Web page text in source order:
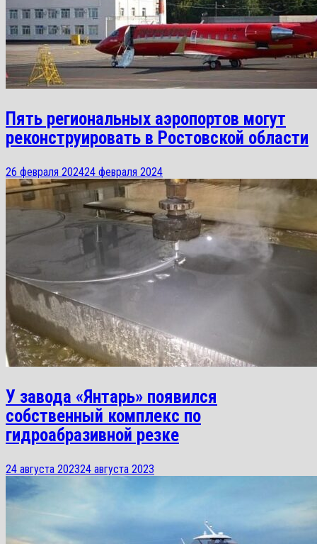
Пять региональных аэропортов могут
реконструировать в Ростовской области
26 февраля 202424 февраля 2024
У завода «Янтарь» появился
собственный комплекс по
гидроабразивной резке
24 августа 202324 августа 2023